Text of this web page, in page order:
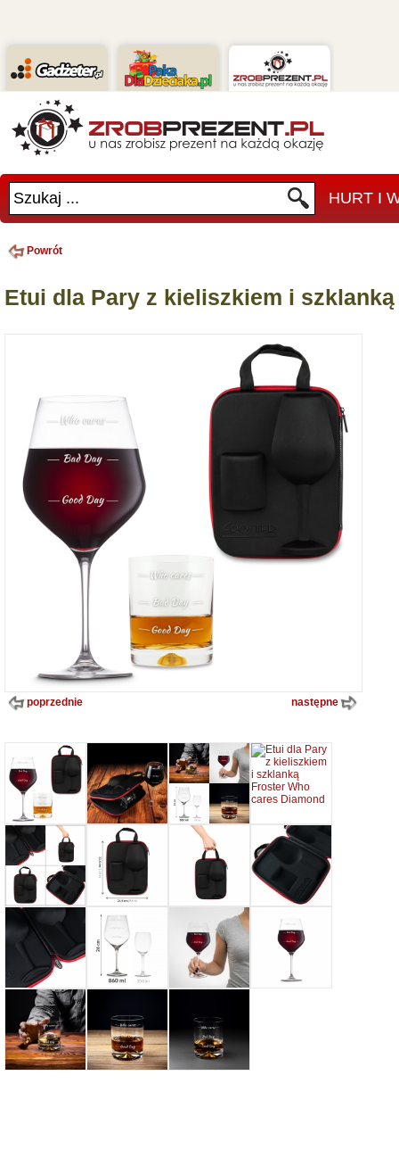
Szukaj ... HURT I
Powrót
Etui dla Pary z kieliszkiem i
poprzednie następne